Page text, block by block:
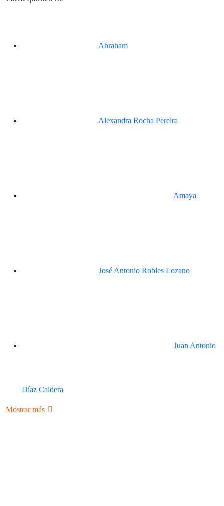
Abraham
Alexandra Rocha Pereira
Amaya
José Antonio Robles Lozano
Juan Antonio
Díaz Caldera
Mostrar más